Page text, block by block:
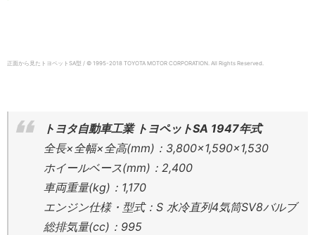
正面から見たトヨペットSA型 / © 1995-2018 TOYOTA MOTOR CORPORATION. All Rights Reserved.
トヨタ自動車工業 トヨペットSA 1947年式
全長×全幅×全高(mm)：3,800×1,590×1,530
ホイールベース(mm)：2,400
車両重量(kg)：1,170
エンジン仕様・型式：S 水冷直列4気筒SV8バルブ
総排気量(cc)：995